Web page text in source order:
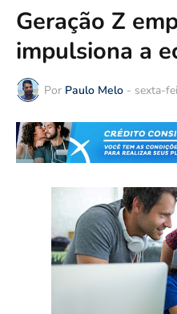
Geração Z
impulsiona a
Por Paulo Melo - sexta-